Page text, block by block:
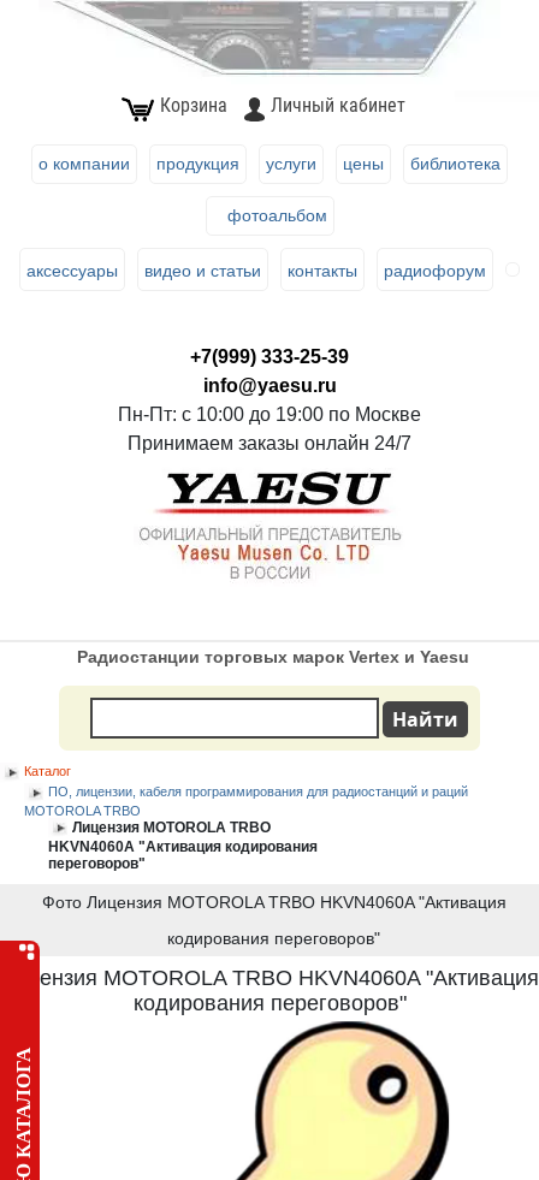
МЕНЮ КАТАЛОГА
Корзина Личный кабинет
о компании продукция услуги цены библиотека
фотоальбом
аксессуары видео и статьи контакты радиофорум
+7(999) 333-25-39
info@yaesu.ru
Пн-Пт: с 10:00 до 19:00 по Москве
Принимаем заказы онлайн 24/7
Радиостанции торговых марок Vertex и Yaesu
Каталог
ПО, лицензии, кабеля программирования для радиостанций и раций
MOTOROLA TRBO
Лицензия MOTOROLA TRBO
HKVN4060A "Активация кодирования
переговоров"
Фото Лицензия MOTOROLA TRBO HKVN4060A "Активация
кодирования переговоров"
Лицензия MOTOROLA TRBO HKVN4060A "Активация
кодирования переговоров"